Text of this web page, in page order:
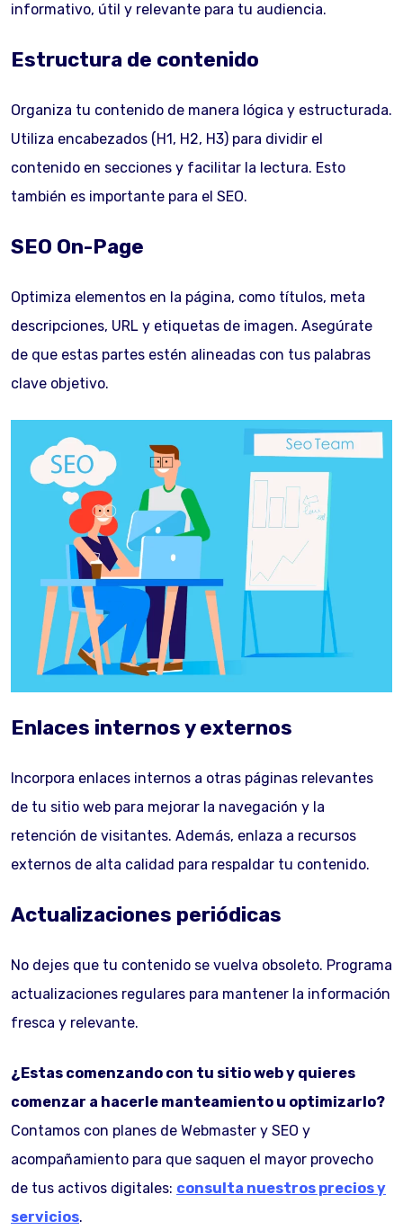
informativo, útil y relevante para tu audiencia.
Estructura de contenido
Organiza tu contenido de manera lógica y estructurada.
Utiliza encabezados (H1, H2, H3) para dividir el
contenido en secciones y facilitar la lectura. Esto
también es importante para el SEO.
SEO On-Page
Optimiza elementos en la página, como títulos, meta
descripciones, URL y etiquetas de imagen. Asegúrate
de que estas partes estén alineadas con tus palabras
clave objetivo.
Enlaces internos y externos
Incorpora enlaces internos a otras páginas relevantes
de tu sitio web para mejorar la navegación y la
retención de visitantes. Además, enlaza a recursos
externos de alta calidad para respaldar tu contenido.
Actualizaciones periódicas
No dejes que tu contenido se vuelva obsoleto. Programa
actualizaciones regulares para mantener la información
fresca y relevante.
¿Estas comenzando con tu sitio web y quieres
comenzar a hacerle manteamiento u optimizarlo?
Contamos con planes de Webmaster y SEO y
acompañamiento para que saquen el mayor provecho
de tus activos digitales: consulta nuestros precios y
servicios.